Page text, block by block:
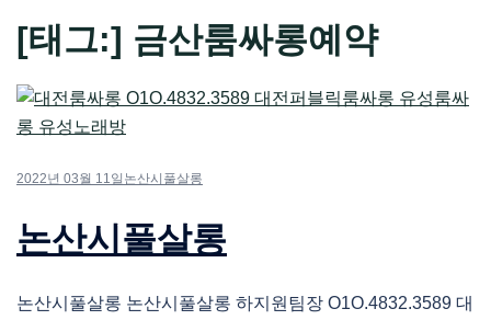
[태그:] 금산룸싸롱예약
2022년 03월 11일 논산시풀살롱
논산시풀살롱
논산시풀살롱 논산시풀살롱 하지원팀장 O1O.4832.3589 대